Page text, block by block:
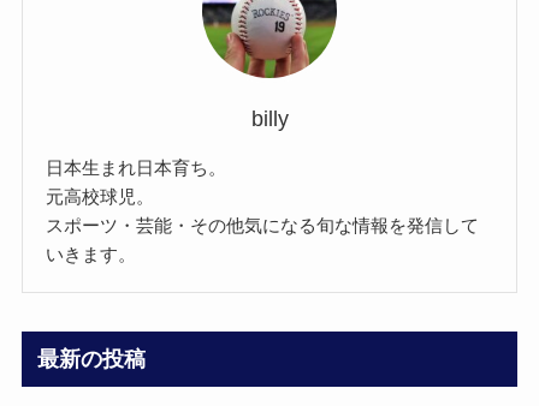
billy
日本生まれ日本育ち。
元高校球児。
スポーツ・芸能・その他気になる旬な情報を発信して
いきます。
最新の投稿